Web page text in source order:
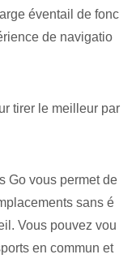
éventail de fonc
de navigatio
tirer le meilleur par
Go vous permet de
sans é
Vous pouvez vou
en commun et